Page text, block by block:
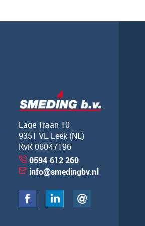
Lage Traan 10
9351 VL Leek (NL)
KvK 06047196
0594 612 260
info@smedingbv.nl